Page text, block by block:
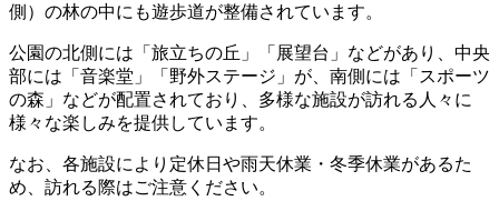
側）の林の中にも遊歩道が整備されています。
公園の北側には「旅立ちの丘」「展望台」などがあり、中央
部には「音楽堂」「野外ステージ」が、南側には「スポーツ
の森」などが配置されており、多様な施設が訪れる人々に
様々な楽しみを提供しています。
なお、各施設により定休日や雨天休業・冬季休業があるた
め、訪れる際はご注意ください。